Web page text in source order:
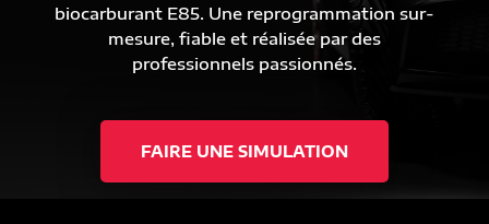
biocarburant E85. Une reprogrammation sur-
mesure, fiable et réalisée par des
professionnels passionnés.
FAIRE UNE SIMULATION